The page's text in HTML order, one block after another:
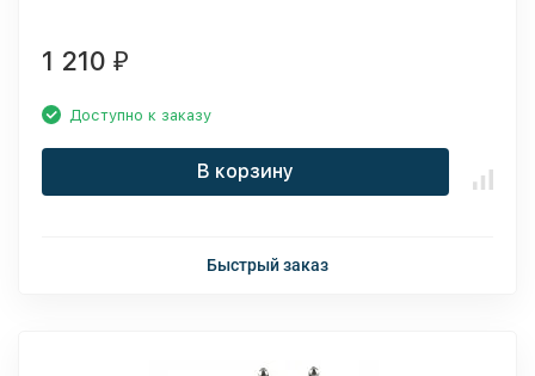
1 210 ₽
Доступно к заказу
В корзину
Быстрый заказ